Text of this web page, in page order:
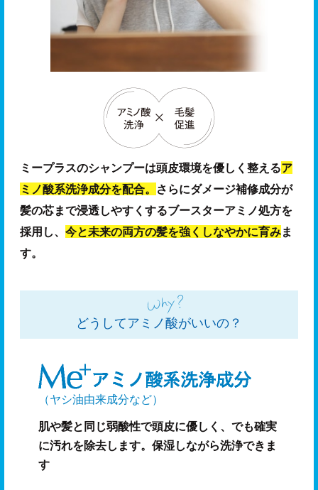
ミープラスのシャンプーは頭皮環境を優しく整えるア
ミノ酸系洗浄成分を配合。
さらにダメージ補修成分が
髪の芯まで浸透しやすくするブースターアミノ処方を
採用し、 今と未来の両方の髪を強くしなやかに育みま
す。
どうしてアミノ酸がいいの？
（ヤシ油由来成分など）
肌や髪と同じ弱酸性で頭皮に優しく、でも確実
に汚れを除去します。保湿しながら洗浄できま
す